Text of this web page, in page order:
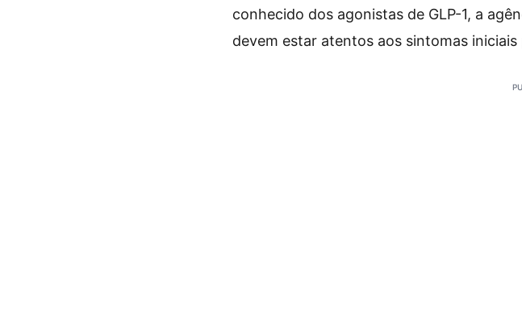
conhecido dos agonistas de GLP-1, a
devem estar atentos aos sintomas